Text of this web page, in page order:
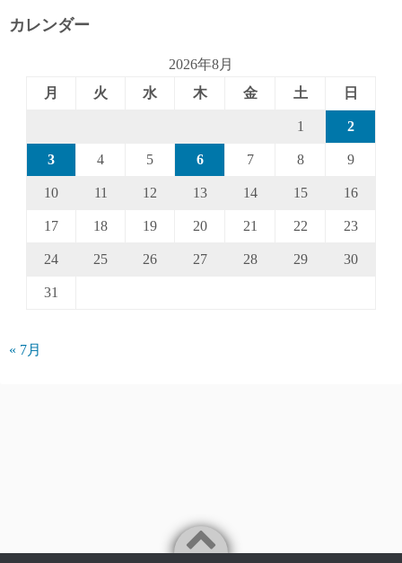
カレンダー
2026年8月
月
火 水 木 金 土 日
1 2
3 4 5 6 7 8 9
10 11 12 13 14 15 16
17 18 19 20 21 22 23
24 25 26 27 28 29 30
31
« 7月